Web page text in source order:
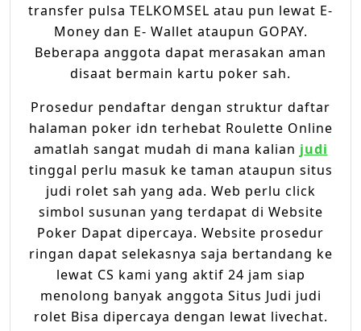
transfer pulsa TELKOMSEL atau pun lewat E-
Money dan E- Wallet ataupun GOPAY.
Beberapa anggota dapat merasakan aman
disaat bermain kartu poker sah.
Prosedur pendaftar dengan struktur daftar
halaman poker idn terhebat Roulette Online
amatlah sangat mudah di mana kalian judi
tinggal perlu masuk ke taman ataupun situs
judi rolet sah yang ada. Web perlu click
simbol susunan yang terdapat di Website
Poker Dapat dipercaya. Website prosedur
ringan dapat selekasnya saja bertandang ke
lewat CS kami yang aktif 24 jam siap
menolong banyak anggota Situs Judi judi
rolet Bisa dipercaya dengan lewat livechat.